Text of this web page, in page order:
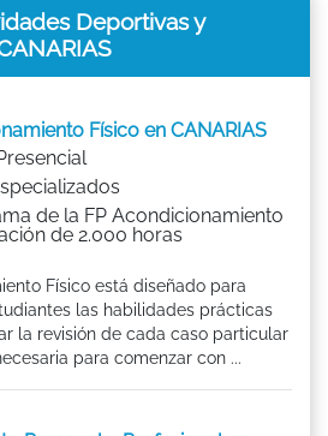
Deportivas y
Físico en CANARIAS
de la FP Acondicionamiento
de 2.000 horas
Físico está diseñado para
las habilidades prácticas
la revisión de cada caso particular
para comenzar con ...